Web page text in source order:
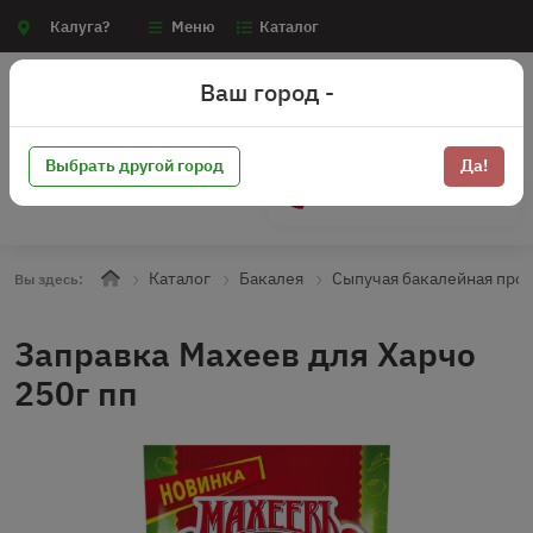
Калуга? Меню Каталог
Вы здесь: Каталог Бакалея Сыпучая бакалейная
Заправка Махеев для Харчо
250г пп
Ваш город -
Выбрать другой город Да!